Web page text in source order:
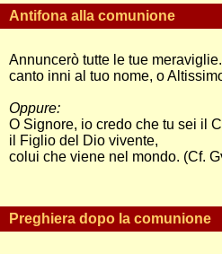
Antifona alla comunione
Annuncerò tutte le tue
canto inni al tuo nome, o
Oppure:
O Signore, io credo che tu sei il
il Figlio del Dio vivente,
colui che viene nel mondo. (Cf.
Preghiera dopo la comunione